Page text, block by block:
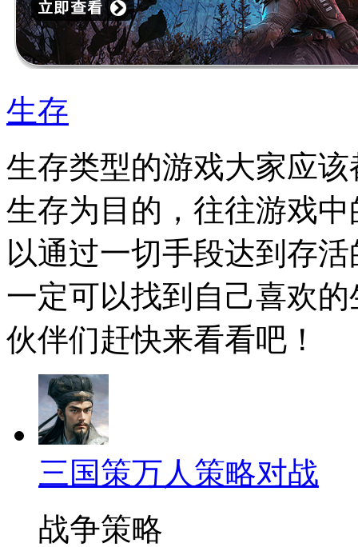
生存
生存类型的游戏大家应
生存为目的，往往游戏
以通过一切手段达到存
一定可以找到自己喜欢
伙伴们赶快来看看吧！
三国策万人策略对战
战争策略